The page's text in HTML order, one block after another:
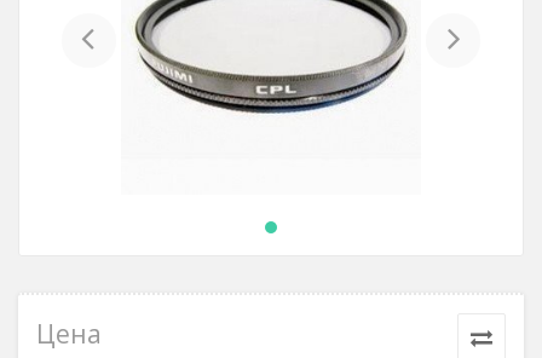
Цена